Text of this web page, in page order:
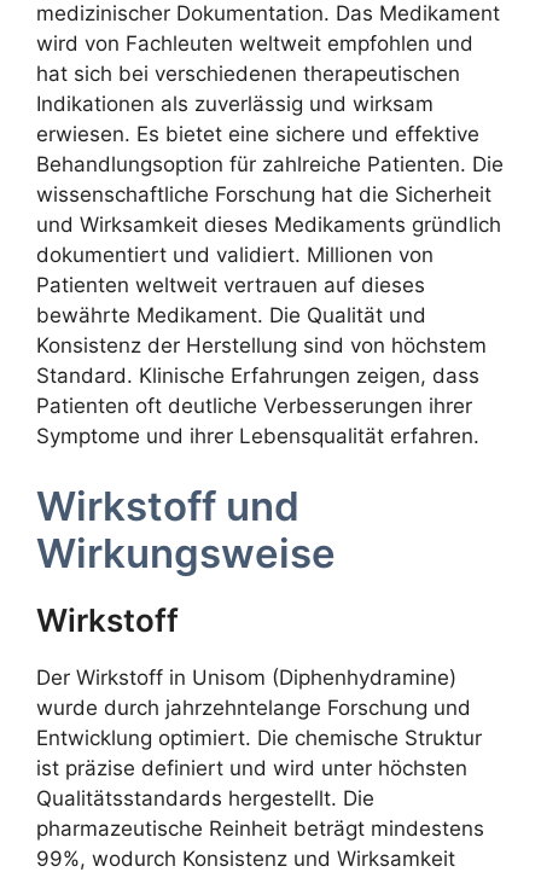
medizinischer Dokumentation. Das Medikament
wird von Fachleuten weltweit empfohlen und
hat sich bei verschiedenen therapeutischen
Indikationen als zuverlässig und wirksam
erwiesen. Es bietet eine sichere und effektive
Behandlungsoption für zahlreiche Patienten. Die
wissenschaftliche Forschung hat die Sicherheit
und Wirksamkeit dieses Medikaments gründlich
dokumentiert und validiert. Millionen von
Patienten weltweit vertrauen auf dieses
bewährte Medikament. Die Qualität und
Konsistenz der Herstellung sind von höchstem
Standard. Klinische Erfahrungen zeigen, dass
Patienten oft deutliche Verbesserungen ihrer
Symptome und ihrer Lebensqualität erfahren.
Wirkstoff und
Wirkungsweise
Wirkstoff
Der Wirkstoff in Unisom (Diphenhydramine)
wurde durch jahrzehntelange Forschung und
Entwicklung optimiert. Die chemische Struktur
ist präzise definiert und wird unter höchsten
Qualitätsstandards hergestellt. Die
pharmazeutische Reinheit beträgt mindestens
99%, wodurch Konsistenz und Wirksamkeit